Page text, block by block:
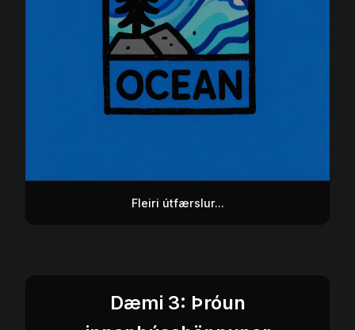
Fleiri útfærslur...
Dæmi 3: Þróun